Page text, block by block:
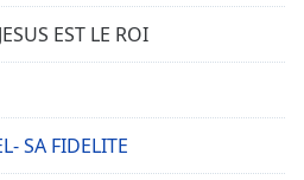
EST LE ROI
SA FIDELITE